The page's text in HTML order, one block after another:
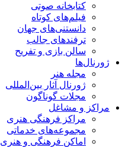
کتابخانه صوتی
فیلم‌های کوتاه
دانستنی‌های جهان
ترفندهای جالب
سالن بازی و تفریح
ژورنال‌ها
مجله هنر
ژورنال آثار بین‌المللی
مجلات گوناگون
مراکز و مشاغل
مراکز فرهنگی هنری
مجموعه‌های خدماتی
اماکن فرهنگی و هنری